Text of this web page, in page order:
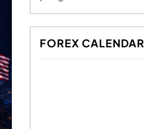
FOREX CALENDAR